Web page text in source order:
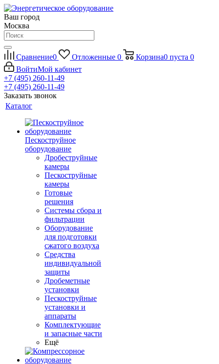
Ваш город
Москва
Сравнение0 Отложенные 0 Корзина0 пуста 0
ВойтиМой кабинет
+7 (495) 260-11-49
+7 (495) 260-11-49
Заказать звонок
Каталог
Пескоструйное
оборудование
Дробеструйные
камеры
Пескоструйные
камеры
Готовые
решения
Системы сбора и
фильтрации
Оборудование
для подготовки
сжатого воздуха
Средства
индивидуальной
защиты
Дробеметные
установки
Пескоструйные
установки и
аппараты
Комплектующие
и запасные части
Ещё